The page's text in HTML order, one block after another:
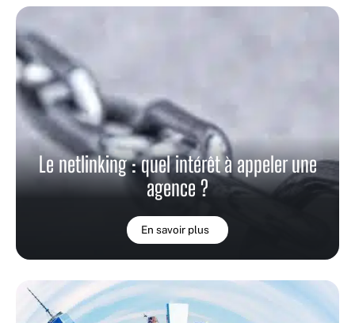
Le netlinking : quel intérêt à appeler une
agence ?
En savoir plus